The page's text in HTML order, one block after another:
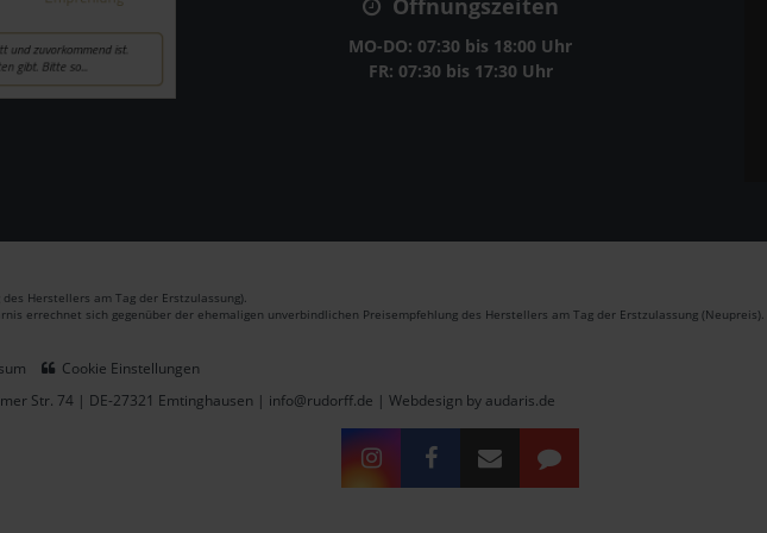
Öffnungszeiten
MO-DO: 07:30 bis 18:00 Uhr
FR: 07:30 bis 17:30 Uhr
Herstellers am Tag der Erstzulassung).
errechnet sich gegenüber der ehemaligen unverbindlichen Preisempfehlung des Herstellers am Tag der Erstzulassung (Neupreis).
Cookie Einstellungen
Str. 74 | DE-27321 Emtinghausen | info@rudorff.de | Webdesign by audaris.de